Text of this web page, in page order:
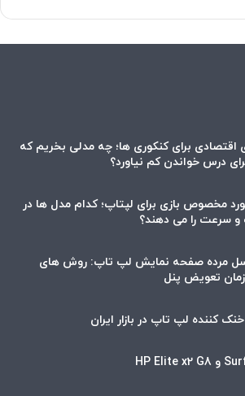
برای کنکوری ها؛ چه مدلی بخریم که
درس خواندن کم نیاورد؟
مخصوص بازی برای لپتاپ؛ کدام مدل ها در
مرده صفحه نمایش لپ تاپ: روش های
تعویض پنل
کننده لپ تاپ در بازار ایران